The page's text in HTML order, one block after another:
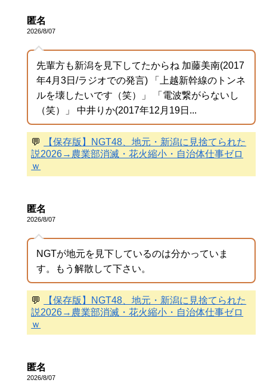
匿名
2026/8/07
先輩方も新潟を見下してたからね 加藤美南(2017
年4月3日/ラジオでの発言) 「上越新幹線のトンネ
ルを壊したいです（笑）」 「電波繋がらないし
（笑）」 中井りか(2017年12月19日...
💬
【保存版】NGT48、地元・新潟に見捨てられた
説2026→農業部消滅・花火縮小・自治体仕事ゼロ
ｗ
匿名
2026/8/07
NGTが地元を見下しているのは分かっていま
す。もう解散して下さい。
💬
【保存版】NGT48、地元・新潟に見捨てられた
説2026→農業部消滅・花火縮小・自治体仕事ゼロ
ｗ
匿名
2026/8/07